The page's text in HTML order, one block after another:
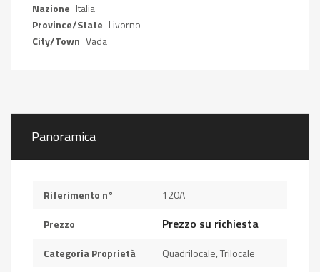
Nazione Italia
Province/State Livorno
City/Town Vada
Panoramica
Riferimento n°
120A
Prezzo
Prezzo su richiesta
Categoria Proprietà Quadrilocale,Trilocale